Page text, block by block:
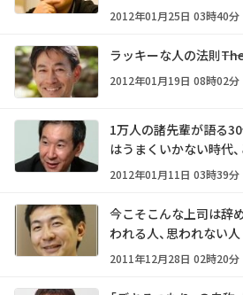
2012年01月25日 03時40分
ラッキーな人の法則
2012年01月19日 08時02分
1万人の諸先輩が語る30
はうまくいかない時代
2012年01月11日 03時39分
今こそこんな上司は辞
われる人、思われない人
2011年12月28日 02時20分